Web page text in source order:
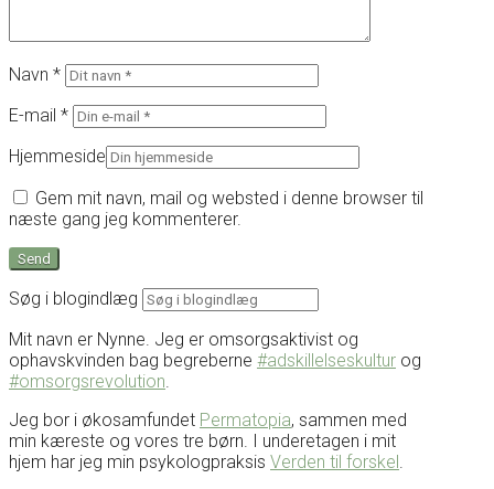
Navn *
E-mail *
Hjemmeside
Gem mit navn, mail og websted i denne browser til
næste gang jeg kommenterer.
Søg i blogindlæg
Mit navn er Nynne. Jeg er omsorgsaktivist og
ophavskvinden bag begreberne #adskillelseskultur og
#omsorgsrevolution.
Jeg bor i økosamfundet Permatopia, sammen med
min kæreste og vores tre børn. I underetagen i mit
hjem har jeg min psykologpraksis Verden til forskel .